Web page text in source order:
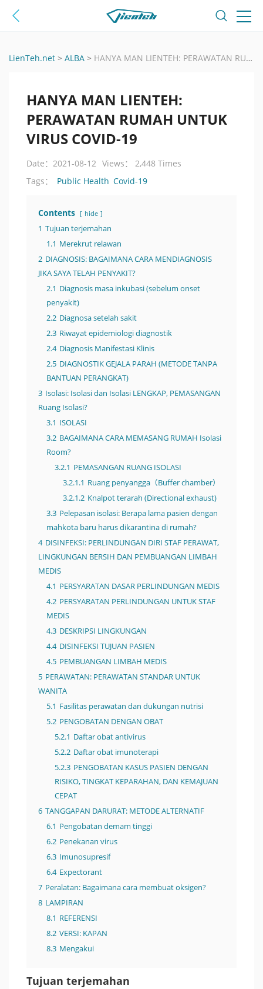
LienTeh.net > ALBA > HANYA MAN LIENTEH: PERAWATAN RUMAH UNTUK VIRUS COVID-19
HANYA MAN LIENTEH:
PERAWATAN RUMAH UNTUK
VIRUS COVID-19
Date：2021-08-12 Views： 2,448 Times
Tags：
Public Health Covid-19
Contents hide
1 Tujuan terjemahan
1.1 Merekrut relawan
2 DIAGNOSIS: BAGAIMANA CARA MENDIAGNOSIS
JIKA SAYA TELAH PENYAKIT?
2.1 Diagnosis masa inkubasi (sebelum onset
penyakit)
2.2 Diagnosa setelah sakit
2.3 Riwayat epidemiologi diagnostik
2.4 Diagnosis Manifestasi Klinis
2.5 DIAGNOSTIK GEJALA PARAH (METODE TANPA
BANTUAN PERANGKAT)
3 Isolasi: Isolasi dan Isolasi LENGKAP, PEMASANGAN
Ruang Isolasi?
3.1 ISOLASI
3.2 BAGAIMANA CARA MEMASANG RUMAH Isolasi
Room?
3.2.1 PEMASANGAN RUANG ISOLASI
3.2.1.1 Ruang penyangga（Buffer chamber）
3.2.1.2 Knalpot terarah (Directional exhaust)
3.3 Pelepasan isolasi: Berapa lama pasien dengan
mahkota baru harus dikarantina di rumah?
4 DISINFEKSI: PERLINDUNGAN DIRI STAF PERAWAT,
LINGKUNGAN BERSIH DAN PEMBUANGAN LIMBAH
MEDIS
4.1 PERSYARATAN DASAR PERLINDUNGAN MEDIS
4.2 PERSYARATAN PERLINDUNGAN UNTUK STAF
MEDIS
4.3 DESKRIPSI LINGKUNGAN
4.4 DISINFEKSI TUJUAN PASIEN
4.5 PEMBUANGAN LIMBAH MEDIS
5 PERAWATAN: PERAWATAN STANDAR UNTUK
WANITA
5.1 Fasilitas perawatan dan dukungan nutrisi
5.2 PENGOBATAN DENGAN OBAT
5.2.1 Daftar obat antivirus
5.2.2 Daftar obat imunoterapi
5.2.3 PENGOBATAN KASUS PASIEN DENGAN
RISIKO, TINGKAT KEPARAHAN, DAN KEMAJUAN
CEPAT
6 TANGGAPAN DARURAT: METODE ALTERNATIF
6.1 Pengobatan demam tinggi
6.2 Penekanan virus
6.3 Imunosupresif
6.4 Expectorant
7 Peralatan: Bagaimana cara membuat oksigen?
8 LAMPIRAN
8.1 REFERENSI
8.2 VERSI: KAPAN
8.3 Mengakui
Tujuan terjemahan